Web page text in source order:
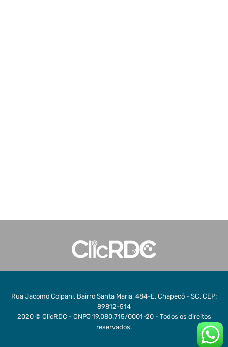
Rua Jacomo Colpani, Bairro Santa Maria, 484-E, Chapecó - SC, CEP:
89812-514
2020 © ClicRDC - CNPJ 19.080.715/0001-20 - Todos os direitos
reservados.